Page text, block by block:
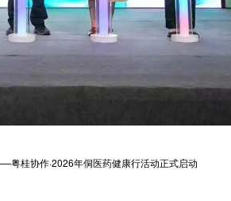
桂协作·2026年侗医药健康行活动正式启动